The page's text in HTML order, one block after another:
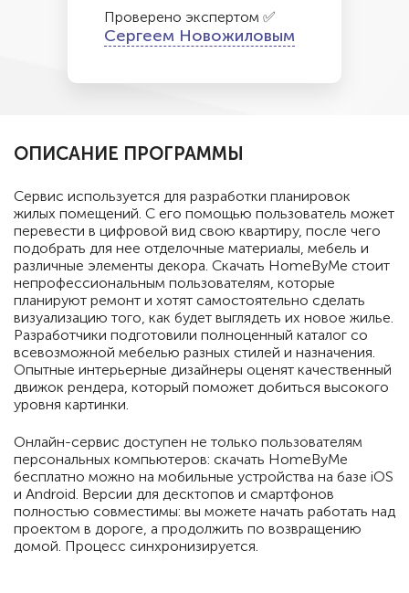
Проверено экспертом ✅
Сергеем Новожиловым
ОПИСАНИЕ ПРОГРАММЫ
Сервис используется для разработки планировок
жилых помещений. С его помощью пользователь может
перевести в цифровой вид свою квартиру, после чего
подобрать для нее отделочные материалы, мебель и
различные элементы декора. Скачать HomeByMe стоит
непрофессиональным пользователям, которые
планируют ремонт и хотят самостоятельно сделать
визуализацию того, как будет выглядеть их новое жилье.
Разработчики подготовили полноценный каталог со
всевозможной мебелью разных стилей и назначения.
Опытные интерьерные дизайнеры оценят качественный
движок рендера, который поможет добиться высокого
уровня картинки.
Онлайн-сервис доступен не только пользователям
персональных компьютеров: скачать HomeByMe
бесплатно можно на мобильные устройства на базе iOS
и Android. Версии для десктопов и смартфонов
полностью совместимы: вы можете начать работать над
проектом в дороге, а продолжить по возвращению
домой. Процесс синхронизируется.